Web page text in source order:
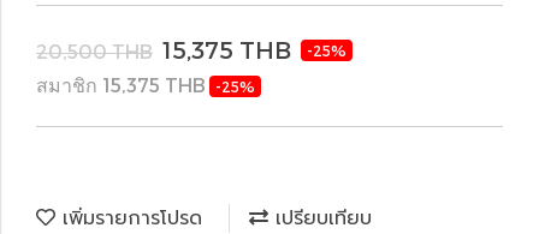
20,500 THB 15,375 THB -25%
สมาชิก 15,375 THB -25%
เพิ่มรายการโปรด
เปรียบเทียบ